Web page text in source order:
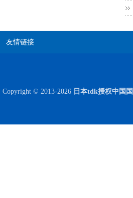
友情链接
Copyright © 2013-2026 日本tdk授权中国